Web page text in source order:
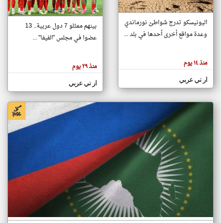
تغيير الدولة
اخبار جزر القمر على مدار الساعة
أهم اخبار جزر القمر العاجلة والمباشرة
هنا عن
وجهة
كاتبيها.
اليونيسكو تدرج شواطئ نورماندي
وعدة مواقع أخرى أحدها في بلد ...
منذ ١٤ يوم
ار تي عربي
بينهم ممثلو 7 دول عربية.. 13
عضوا في مجلس "الفيفا" ...
منذ ٢٩ يوم
ار تي عربي
klyoum.com